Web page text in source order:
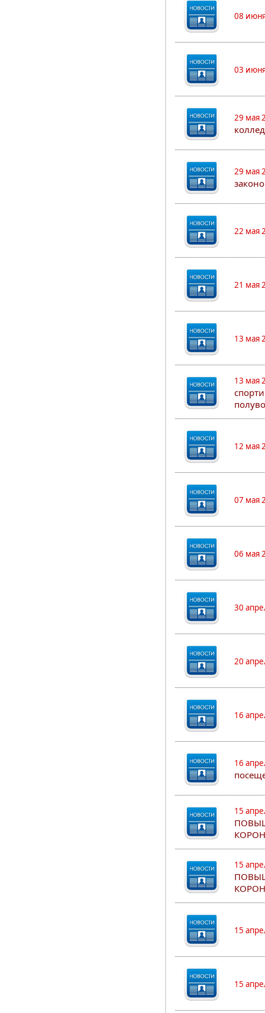
08
03
29 мая
29 мая
22 мая
21 мая
13 мая
13 мая
12 мая
07 мая
06 мая
30
20
16
16
15
15
15
15